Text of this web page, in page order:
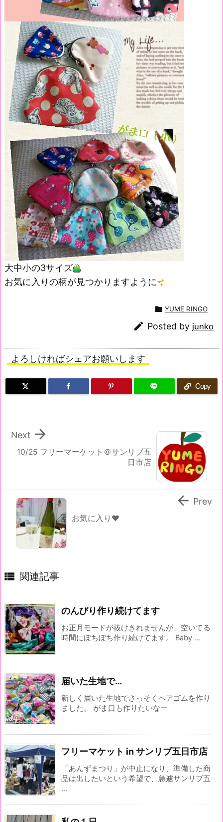
大中小の3サイズ
お気に入りの柄が見つかりますように
 YUME RINGO
 Posted by junko
よろしければシェアお願いします
Copy
10/25 フリーマーケット＠サンリブ五
日市店

Next
お気に入り♥
 Prev
 関連記事
のんびり作り続けてます
お正月モードが抜けきれませんが、空いてる
時間にぼちぼち作り続けてます。 Baby ...
届いた生地で…
新しく届いた生地でさっそくヘアゴムを作り
ました。 がま口も作りたいなー
フリーマケット in サンリブ五日市店
「あんずまつり」が中止になり、準備した商
品は出したいという希望で、急遽サンリブ五
...